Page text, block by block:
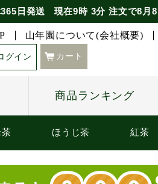
日発送 現在9時 3分 注文で8月
山年園について(会社概要)
グイン カート
商品ランキング
ほうじ茶 紅茶